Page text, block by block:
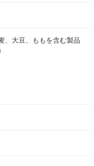
、大豆、ももを含む製品